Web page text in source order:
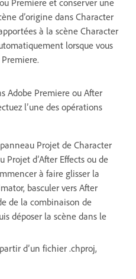
d’origine dans Character
à la scène Character
lorsque vous
Adobe Premiere ou After
l’une des opérations
Projet de Character
d’After Effects ou de
à faire glisser la
basculer vers After
de la combinaison de
déposer la scène dans le
d’un fichier .chproj,